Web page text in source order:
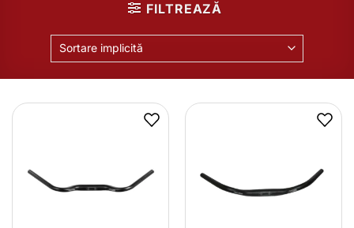
FILTREAZĂ
Sortare implicită